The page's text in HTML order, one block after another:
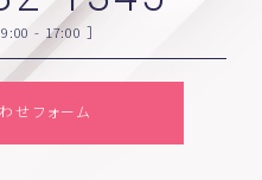
- 17:00 ］
せフォーム